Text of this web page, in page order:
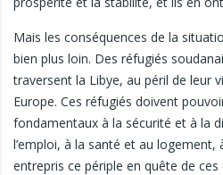
Mais les conséquences de la
bien plus loin. Des réfugiés
traversent la Libye, au péril de leur
Europe. Ces réfugiés doivent
fondamentaux à la sécurité et à la
l’emploi, à la santé et au logement,
entrepris ce périple en quête de ces